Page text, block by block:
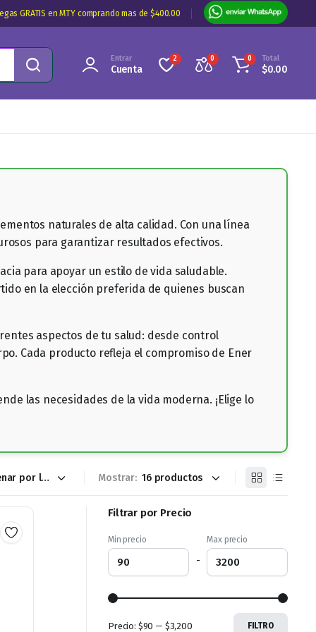
GRATIS en MTY comprando mas de $400.00
Entrar
Cuenta
2 0 0 Total
$0.00
naturales de alta calidad. Con una línea
para garantizar resultados efectivos.
para apoyar un estilo de vida saludable.
en la elección preferida de quienes buscan
aspectos de tu salud: desde control
Cada producto refleja el compromiso de Ener
las necesidades de la vida moderna. ¡Elige lo
Mostrar:
Filtrar por Precio
Min precio
-
Max precio
FILTRO
Precio: $90 — $3,200